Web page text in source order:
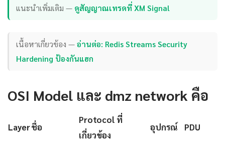
แนะนำเพิ่มเติม — ดูสัญญาณเทรดที่ XM Signal
เนื้อหาเกี่ยวข้อง —อ่านต่อ: Redis Streams Security
Hardening ป้องกันแฮก
OSI Model และ dmz network คือ
Layerชื่อ
Protocol ที่
เกี่ยวข้อง
อุปกรณ์ PDU